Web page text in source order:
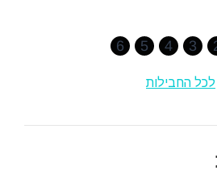
3
4
5
6
לכל החבילות